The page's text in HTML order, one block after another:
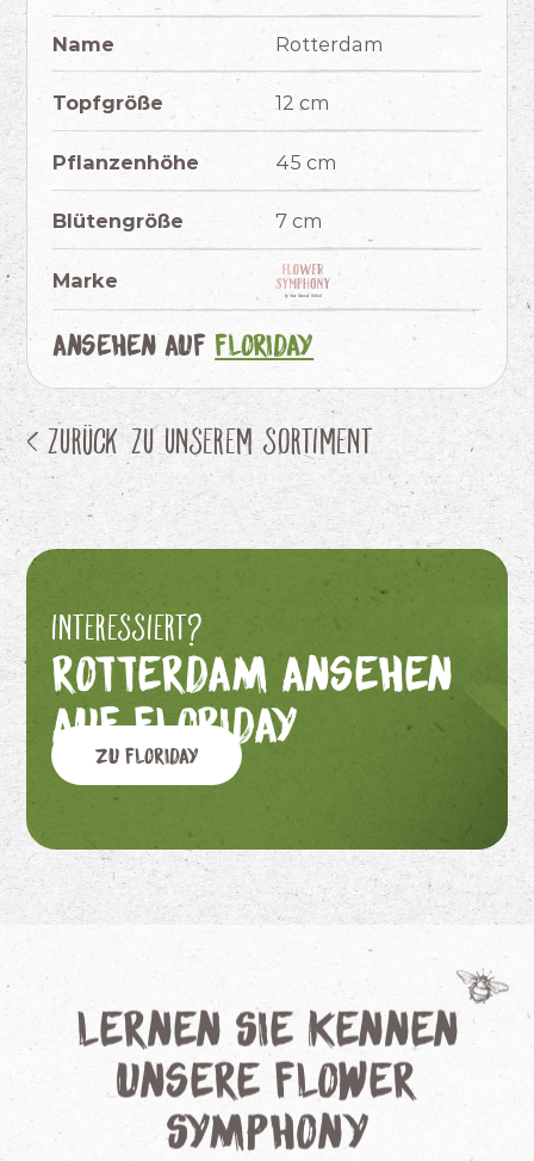
Name Rotterdam
Topfgröße 12 cm
Pflanzenhöhe 45 cm
Blütengröße 7 cm
Marke
Ansehen auf Floriday
< Zurück zu unserem Sortiment
Interessiert?
Rotterdam ansehen
auf Floriday
Zu Floriday
Lernen Sie kennen
unsere Flower
Symphony